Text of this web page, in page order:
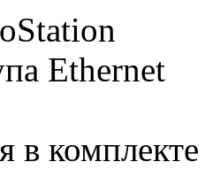
Ethernet
в комплекте